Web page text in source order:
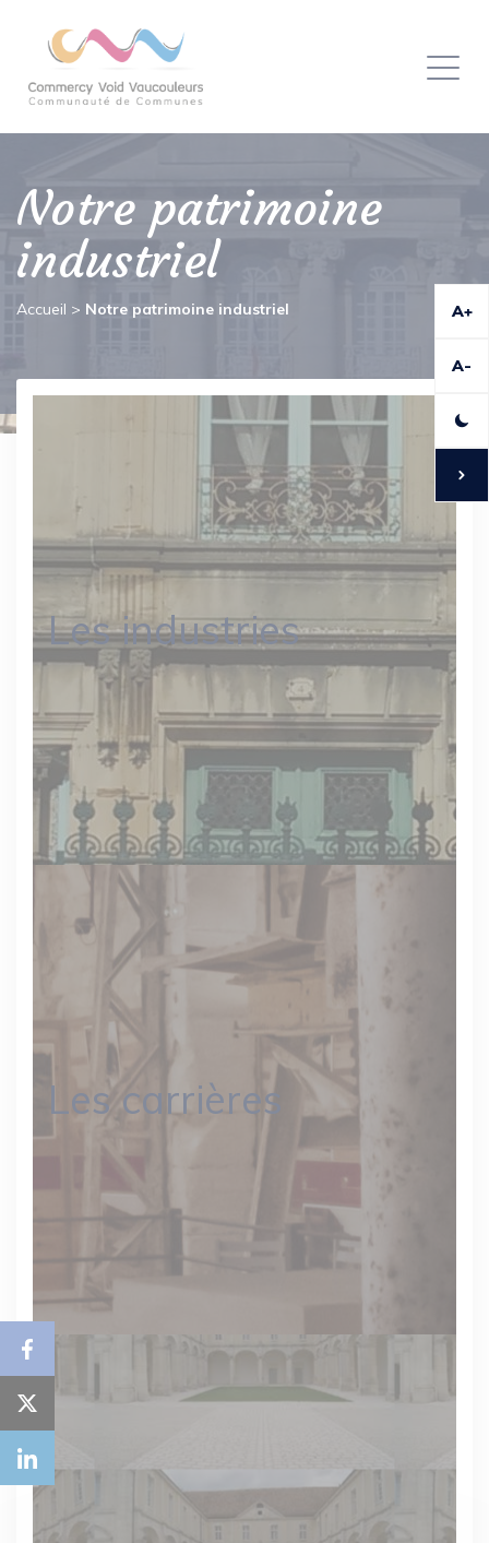
Notre patrimoine
industriel
Accueil > Notre patrimoine industriel
Les industries
Les carrières
A+
A-